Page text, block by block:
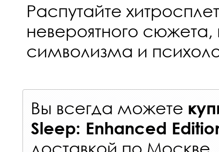
Распутайте
невероятного сюжета,
символизма и
Вы всегда можете
Sleep: Enhanced